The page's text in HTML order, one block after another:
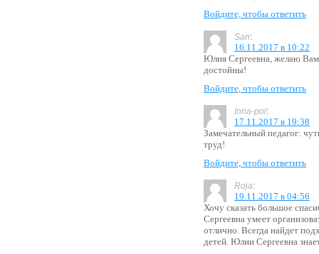
Войдите, чтобы ответить
San:
16.11.2017 в 10:22
Юлия Сергеевна, желаю
достойны!
Войдите, чтобы ответить
Inna-pol:
17.11.2017 в 19:38
Замечательный педагог:
труд!
Войдите, чтобы ответить
Roja:
19.11.2017 в 04:56
Хочу сказать большое
Сергеевна умеет
отлично. Всегда найдет
детей. Юлии Сергеевна